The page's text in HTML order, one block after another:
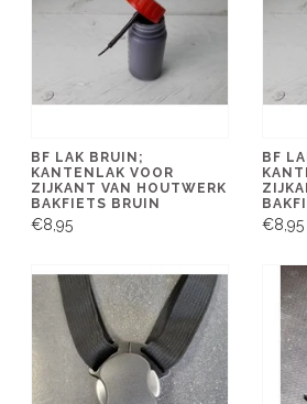
BF LAK BRUIN;
KANTENLAK VOOR
ZIJKANT VAN HOUTWERK
BAKFIETS BRUIN
€8,95
BF
€8,95